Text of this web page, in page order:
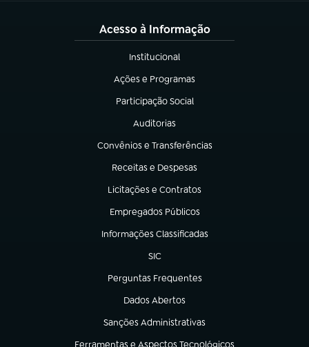
Acesso à Informação
Institucional
(abre em nova aba)
Ações e Programas
(abre em nova aba)
Participação Social
(abre em nova aba)
Auditorias
(abre em nova aba)
Convênios e Transferências
(abre em nova aba)
Receitas e Despesas
(abre em nova aba)
Licitações e Contratos
(abre em nova aba)
Empregados Públicos
(abre em nova aba)
Informações Classificadas
(abre em nova aba)
SIC
(abre em nova aba)
Perguntas Frequentes
(abre em nova aba)
Dados Abertos
(abre em nova aba)
Sanções Administrativas
(abre em nova aba)